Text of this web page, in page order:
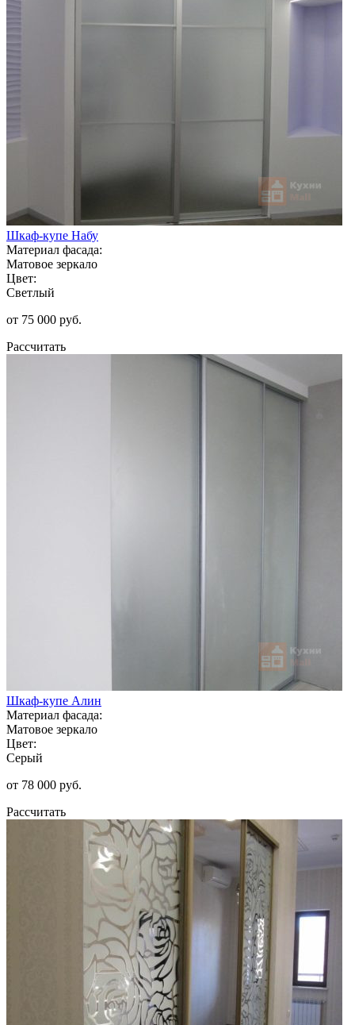
Шкаф-купе Набу
Материал фасада:
Матовое зеркало
Цвет:
Светлый
от 75 000 руб.
Рассчитать
Шкаф-купе Алин
Материал фасада:
Матовое зеркало
Цвет:
Серый
от 78 000 руб.
Рассчитать